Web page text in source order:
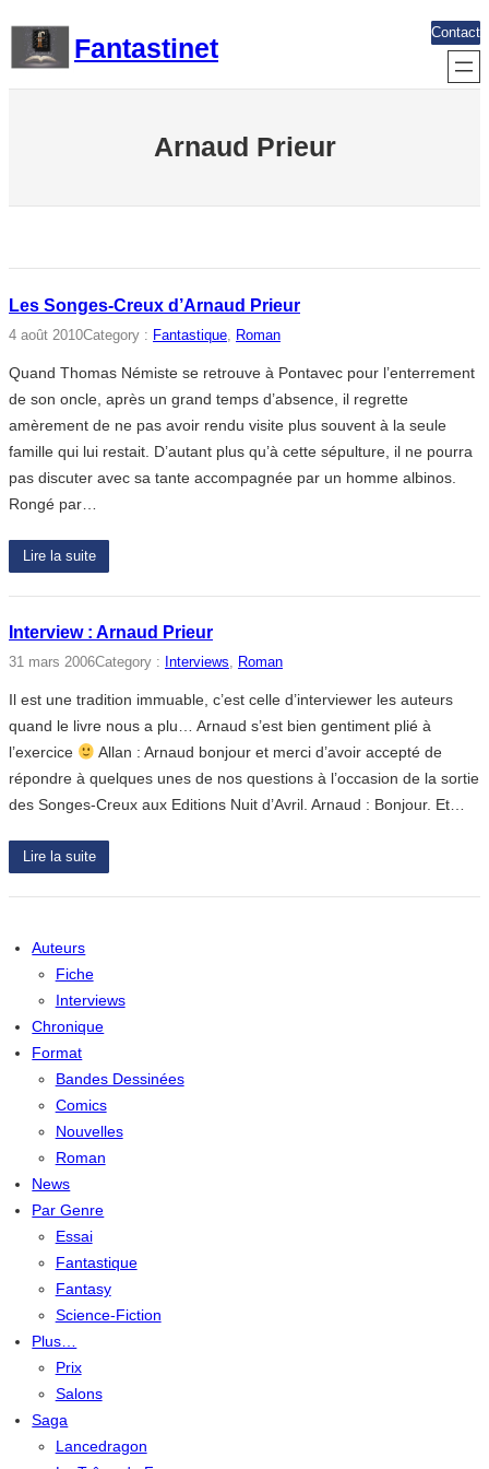
contenu
Fantastinet
Contact
Arnaud Prieur
Les Songes-Creux d’Arnaud Prieur
4 août 2010Category : Fantastique, Roman
Quand Thomas Némiste se retrouve à Pontavec pour l’enterrement
de son oncle, après un grand temps d’absence, il regrette
amèrement de ne pas avoir rendu visite plus souvent à la seule
famille qui lui restait. D’autant plus qu’à cette sépulture, il ne pourra
pas discuter avec sa tante accompagnée par un homme albinos.
Rongé par…
Lire la suite
Interview : Arnaud Prieur
31 mars 2006Category : Interviews, Roman
Il est une tradition immuable, c’est celle d’interviewer les auteurs
quand le livre nous a plu… Arnaud s’est bien gentiment plié à
l’exercice
Allan : Arnaud bonjour et merci d’avoir accepté de
répondre à quelques unes de nos questions à l’occasion de la sortie
des Songes-Creux aux Editions Nuit d’Avril. Arnaud : Bonjour. Et…
Lire la suite
Auteurs
Fiche
Interviews
Chronique
Format
Bandes Dessinées
Comics
Nouvelles
Roman
News
Par Genre
Essai
Fantastique
Fantasy
Science-Fiction
Plus…
Prix
Salons
Saga
Lancedragon